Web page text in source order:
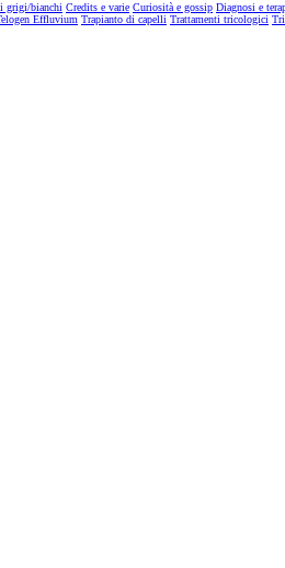
grigi/bianchi Credits e varie Curiosità e gossip Diagnosi e
Effluvium Trapianto di capelli Trattamenti tricologici